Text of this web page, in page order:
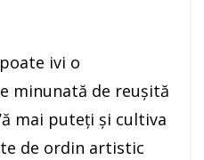
ivi o
minunată de reuşită
mai puteți și cultiva
de ordin artistic